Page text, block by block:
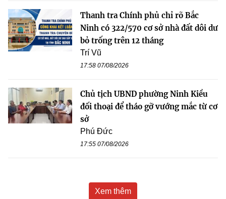
Thanh tra Chính phủ chỉ rõ Bắc
Ninh có 322/570 cơ sở nhà đất dôi dư
bỏ trống trên 12 tháng
Trí Vũ
17:58 07/08/2026
Chủ tịch UBND phường Ninh Kiều
đối thoại để tháo gỡ vướng mắc từ cơ
sở
Phú Đức
17:55 07/08/2026
Xem thêm